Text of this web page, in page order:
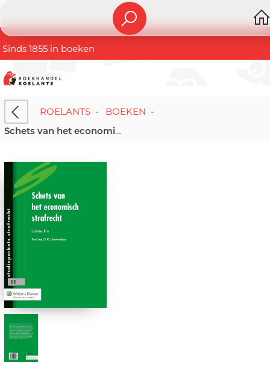
Sinds 1855 in boeken
ROELANTS- BOEKEN -
Schets van het economisch strafrecht